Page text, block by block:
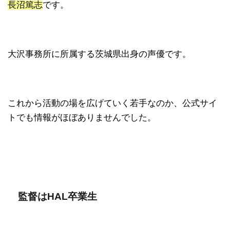
長沼篤志です。
大沢事務所に所属する茨城県出身の声優です。
これから活動の場を広げていく若手なのか、公式サイ
トでも情報がほぼありませんでした。
監督はHAL卒業生